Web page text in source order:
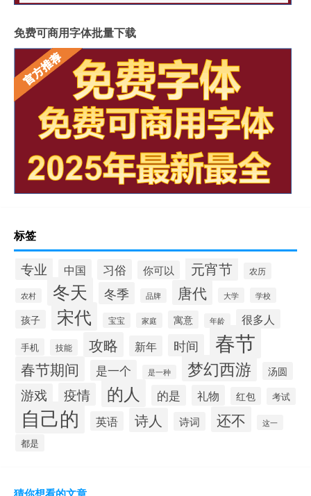
免费可商用字体批量下载
标签
专业 中国 习俗 你可以 元宵节 农历
农村 冬天 冬季 品牌 唐代 大学 学校
孩子 宋代 宝宝 家庭 寓意 年龄 很多人
手机 技能 攻略 新年 时间 春节
春节期间 是一个 是一种 梦幻西游 汤圆
游戏 疫情 的人 的是 礼物 红包 考试
自己的 英语 诗人 诗词 还不 这一
都是